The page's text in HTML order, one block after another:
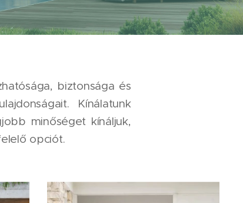
biztonsága és
Kínálatunk
minőséget kínáljuk,
opciót.